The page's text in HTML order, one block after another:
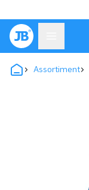
Assortiment